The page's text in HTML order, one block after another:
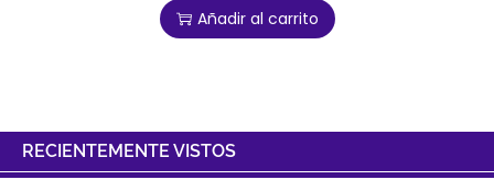
Añadir al carrito
RECIENTEMENTE VISTOS